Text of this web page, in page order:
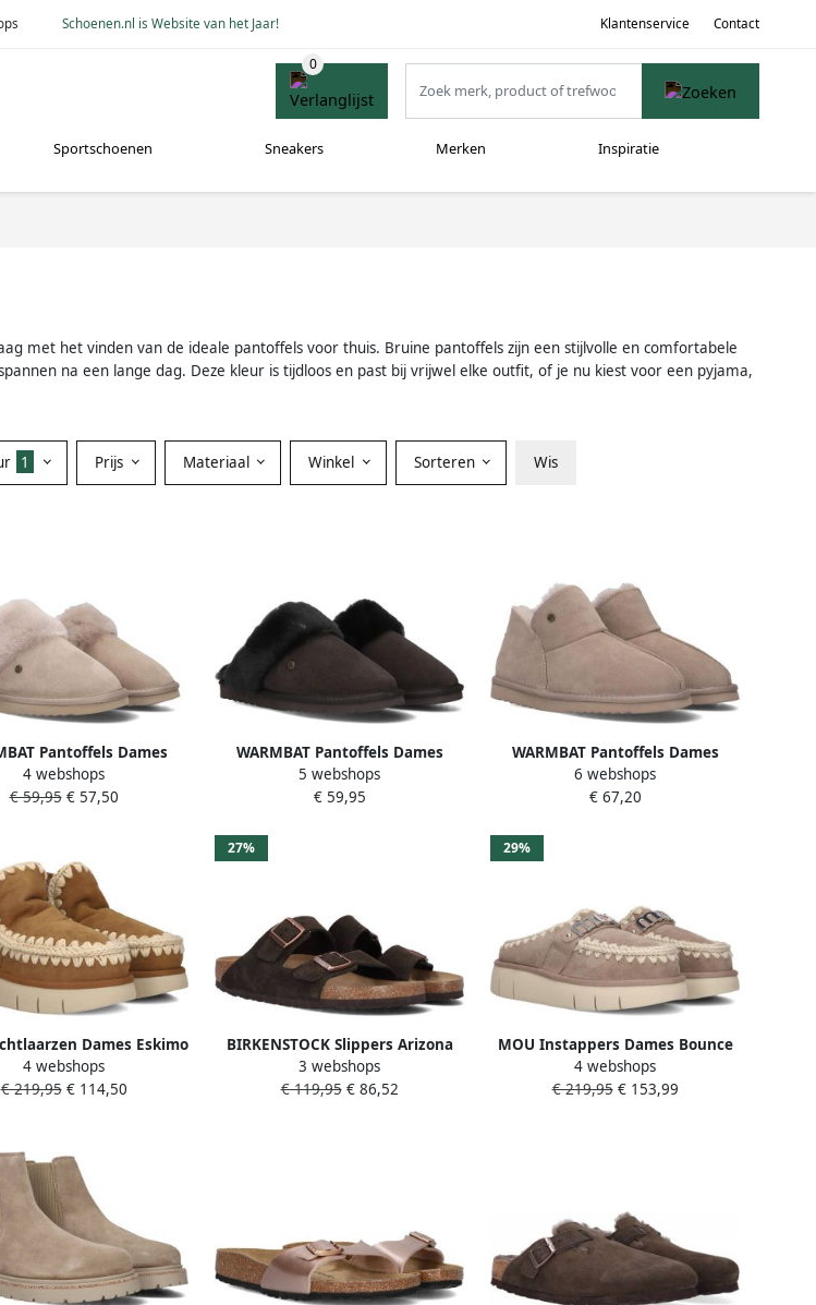
Schoenen.nl is Website van het Jaar! Klantenservice Contact
Sportschoenen Sneakers Merken Inspiratie
met het vinden van de ideale pantoffels voor thuis. Bruine pantoffels zijn een stijlvolle en comfortabele
na een lange dag. Deze kleur is tijdloos en past bij vrijwel elke outfit, of je nu kiest voor een pyjama,
1 Prijs Materiaal Winkel Sorteren Wis
Pantoffels Dames
38 Materiaal: Textiel
Kleur: Beige
4 webshops
€ 59,95€ 57,50
WARMBAT Pantoffels Dames
Flurry Maat: 39 Materiaal: Suède
Kleur: Bruin
5 webshops
€ 59,95
WARMBAT Pantoffels Dames
Willow Maat: 42 Materiaal: Suède
Kleur: Beige
6 webshops
€ 67,20
Dames Eskimo
Sneaker Maat: 37
Suède Kleur: Cognac
4 webshops
€ 219,95€ 114,50
27%
BIRKENSTOCK Slippers Arizona
Maat: 43 Materiaal: Leer Kleur:
Bruin
3 webshops
€ 119,95€ 86,52
29%
MOU Instappers Dames Bounce
Clog Maat: 40 Materiaal: Suède
Kleur: Beige
4 webshops
€ 219,95€ 153,99